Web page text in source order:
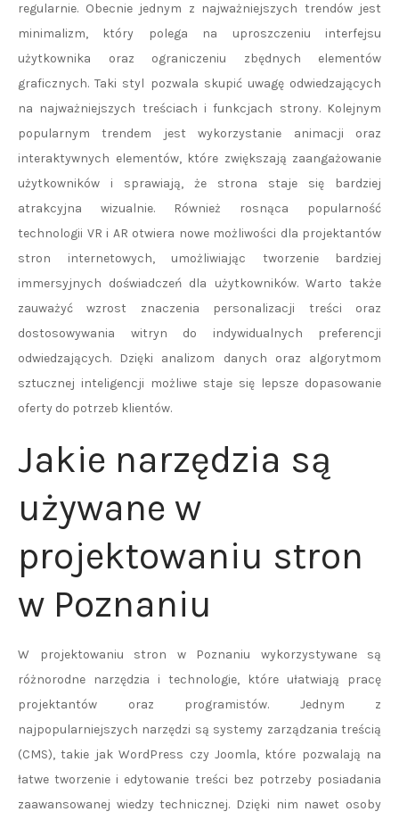
regularnie. Obecnie jednym z najważniejszych trendów jest
minimalizm, który polega na uproszczeniu interfejsu
użytkownika oraz ograniczeniu zbędnych elementów
graficznych. Taki styl pozwala skupić uwagę odwiedzających
na najważniejszych treściach i funkcjach strony. Kolejnym
popularnym trendem jest wykorzystanie animacji oraz
interaktywnych elementów, które zwiększają zaangażowanie
użytkowników i sprawiają, że strona staje się bardziej
atrakcyjna wizualnie. Również rosnąca popularność
technologii VR i AR otwiera nowe możliwości dla projektantów
stron internetowych, umożliwiając tworzenie bardziej
immersyjnych doświadczeń dla użytkowników. Warto także
zauważyć wzrost znaczenia personalizacji treści oraz
dostosowywania witryn do indywidualnych preferencji
odwiedzających. Dzięki analizom danych oraz algorytmom
sztucznej inteligencji możliwe staje się lepsze dopasowanie
oferty do potrzeb klientów.
Jakie narzędzia są
używane w
projektowaniu stron
w Poznaniu
W projektowaniu stron w Poznaniu wykorzystywane są
różnorodne narzędzia i technologie, które ułatwiają pracę
projektantów oraz programistów. Jednym z
najpopularniejszych narzędzi są systemy zarządzania treścią
(CMS), takie jak WordPress czy Joomla, które pozwalają na
łatwe tworzenie i edytowanie treści bez potrzeby posiadania
zaawansowanej wiedzy technicznej. Dzięki nim nawet osoby